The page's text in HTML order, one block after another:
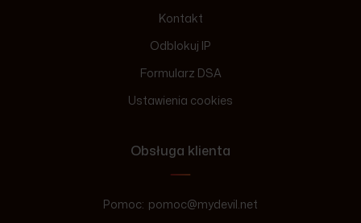
Kontakt
Odblokuj IP
Formularz DSA
Ustawienia cookies
Obsługa klienta
Pomoc: pomoc@mydevil.net